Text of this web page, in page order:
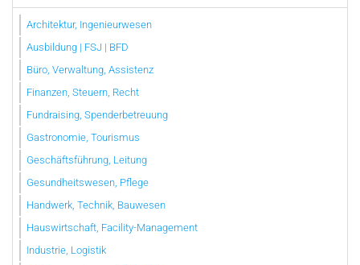
Architektur, Ingenieurwesen
Ausbildung | FSJ | BFD
Büro, Verwaltung, Assistenz
Finanzen, Steuern, Recht
Fundraising, Spenderbetreuung
Gastronomie, Tourismus
Geschäftsführung, Leitung
Gesundheitswesen, Pflege
Handwerk, Technik, Bauwesen
Hauswirtschaft, Facility-Management
Industrie, Logistik